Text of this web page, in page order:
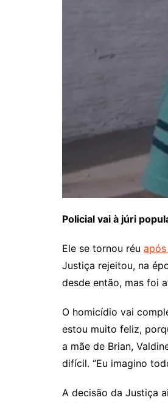
Policial vai à júri
Ele se tornou réu
Justiça rejeitou, na
desde então, mas foi
O homicídio vai
estou muito feliz,
a mãe de Brian,
difícil. “Eu imagino
A decisão da Justiça